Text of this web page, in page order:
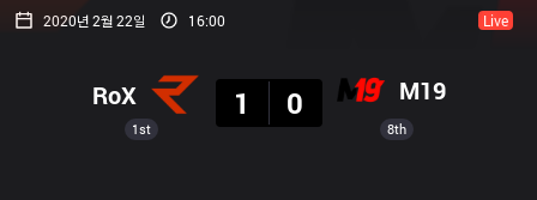
2020년 2월 22일 16:00 Live
1st
RoX
1
0 M19
8th